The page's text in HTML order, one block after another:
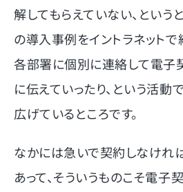
解してもらえていない、という
の導入事例をイントラネットで
各部署に個別に連絡して電子
に伝えていったり、という活
広げているところです。
なかには急いで契約しなけれ
あって、そういうものこそ電子